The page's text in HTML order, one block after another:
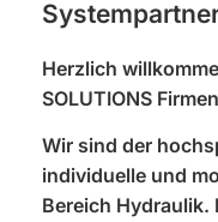
Herzlich
SOLUTIONS
Wir sind der
individuelle und
Bereich Hydraulik.